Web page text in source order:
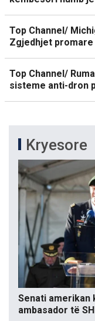
Top Channel/
Zgjedhjet promare
Top Channel/
sisteme anti-dron
Kryesore
Senati amerikan
ambasador të